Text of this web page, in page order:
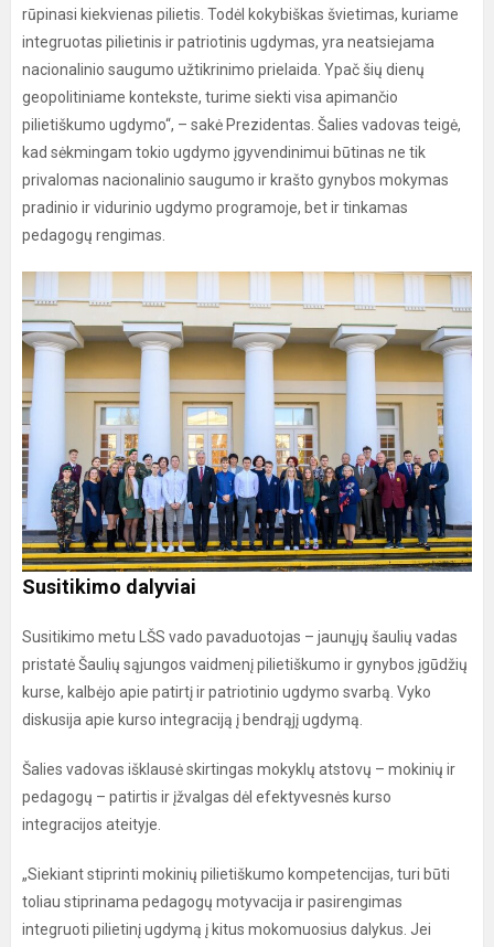
rūpinasi kiekvienas pilietis. Todėl kokybiškas švietimas, kuriame
integruotas pilietinis ir patriotinis ugdymas, yra neatsiejama
nacionalinio saugumo užtikrinimo prielaida. Ypač šių dienų
geopolitiniame kontekste, turime siekti visa apimančio
pilietiškumo ugdymo“, – sakė Prezidentas. Šalies vadovas teigė,
kad sėkmingam tokio ugdymo įgyvendinimui būtinas ne tik
privalomas nacionalinio saugumo ir krašto gynybos mokymas
pradinio ir vidurinio ugdymo programoje, bet ir tinkamas
pedagogų rengimas.
Susitikimo dalyviai
Susitikimo metu LŠS vado pavaduotojas – jaunųjų šaulių vadas
pristatė Šaulių sąjungos vaidmenį pilietiškumo ir gynybos įgūdžių
kurse, kalbėjo apie patirtį ir patriotinio ugdymo svarbą. Vyko
diskusija apie kurso integraciją į bendrąjį ugdymą.
Šalies vadovas išklausė skirtingas mokyklų atstovų – mokinių ir
pedagogų – patirtis ir įžvalgas dėl efektyvesnės kurso
integracijos ateityje.
„Siekiant stiprinti mokinių pilietiškumo kompetencijas, turi būti
toliau stiprinama pedagogų motyvacija ir pasirengimas
integruoti pilietinį ugdymą į kitus mokomuosius dalykus. Jei